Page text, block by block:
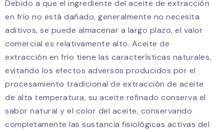
Debido a que el ingrediente del aceite de extracción
en frío no está dañado, generalmente no necesita
aditivos, se puede almacenar a largo plazo, el valor
comercial es relativamente alto. Aceite de
extracción en frío tiene las características naturales,
evitando los efectos adversos producidos por el
procesamiento tradicional de extracción de aceite
de alta temperatura, su aceite refinado conserva el
sabor natural y el color del aceite, conservando
completamente las sustancia fisiológicas activas del